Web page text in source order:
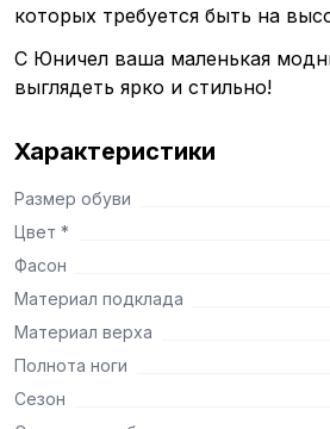
которых требуется быть на
С Юничел ваша маленькая
выглядеть ярко и стильно!
Характеристики
Размер обуви
Цвет *
Фасон
Материал подклада
Материал верха
Полнота ноги
Сезон